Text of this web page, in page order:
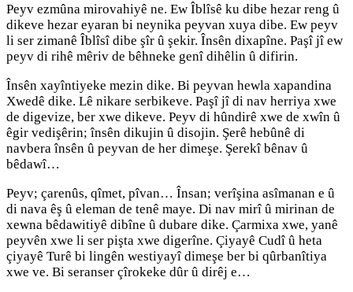
Peyv ezmûna mirovahiyê ne. Ew Îblîsê ku dibe hezar reng û
dikeve hezar eyaran bi neynika peyvan xuya dibe. Ew peyv
li ser zimanê Îblîsî dibe şîr û şekir. Însên dixapîne. Paşî jî ew
peyv di rihê mêriv de bêhneke genî dihêlin û difirin.
Însên xayîntiyeke mezin dike. Bi peyvan hewla xapandina
Xwedê dike. Lê nikare serbikeve. Paşî jî di nav herriya xwe
de digevize, ber xwe dikeve. Peyv di hûndirê xwe de xwîn û
êgir vedişêrin; însên dikujin û disojin. Şerê hebûnê di
navbera însên û peyvan de her dimeşe. Şerekî bênav û
bêdawî…
Peyv; çarenûs, qîmet, pîvan… Însan; verîşina asîmanan e û
di nava êş û eleman de tenê maye. Di nav mirî û mirinan de
xewna bêdawitiyê dibîne û dubare dike. Çarmixa xwe, yanê
peyvên xwe li ser pişta xwe digerîne. Çiyayê Cudî û heta
çiyayê Turê bi lingên westiyayî dimeşe ber bi qûrbanîtiya
xwe ve. Bi seranser çîrokeke dûr û dirêj e…